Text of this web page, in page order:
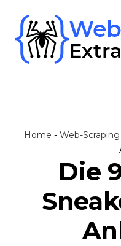
content
Home - Web-Scraping
Die